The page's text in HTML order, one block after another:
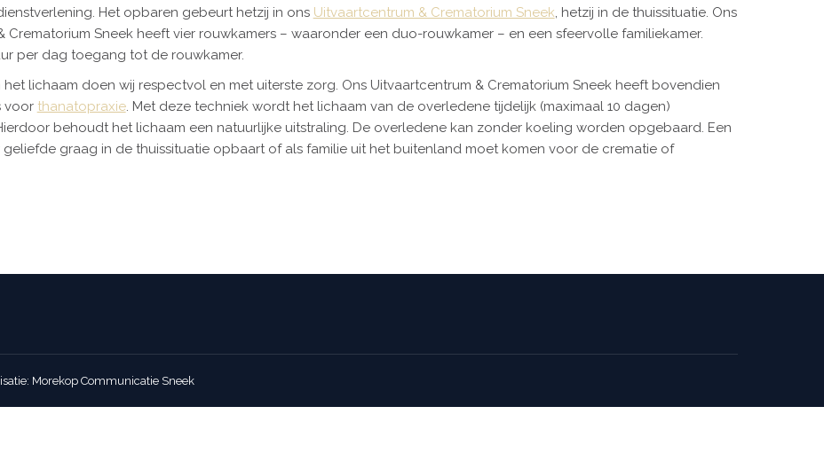
Het opbaren gebeurt hetzij in ons Uitvaartcentrum & Crematorium Sneek, hetzij in de thuissituatie. Ons
Crematorium Sneek heeft vier rouwkamers – waaronder een duo-rouwkamer – en een sfeervolle familiekamer.
per dag toegang tot de rouwkamer.
lichaam doen wij respectvol en met uiterste zorg. Ons Uitvaartcentrum & Crematorium Sneek heeft bovendien
voor thanatopraxie. Met deze techniek wordt het lichaam van de overledene tijdelijk (maximaal 10 dagen)
behoudt het lichaam een natuurlijke uitstraling. De overledene kan zonder koeling worden opgebaard. Een
geliefde graag in de thuissituatie opbaart of als familie uit het buitenland moet komen voor de crematie of
Morekop Communicatie Sneek